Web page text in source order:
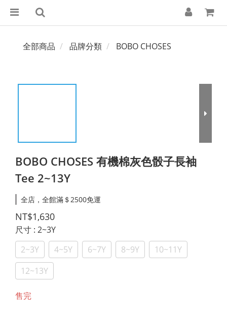
全部商品 品牌分類 BOBO CHOSES
BOBO CHOSES 有機棉灰色骰子長袖
Tee 2~13Y
全店，全館滿＄2500免運
NT$1,630
尺寸 : 2~3Y
2~3Y
4~5Y 6~7Y 8~9Y
10~11Y
12~13Y
售完